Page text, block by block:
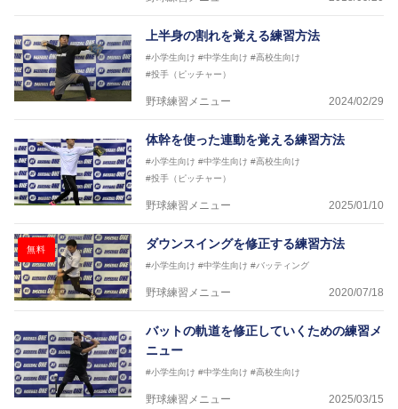
上半身の割れを覚える練習方法
#小学生向け #中学生向け #高校生向け
#投手（ピッチャー）
野球練習メニュー 2024/02/29
体幹を使った連動を覚える練習方法
#小学生向け #中学生向け #高校生向け
#投手（ピッチャー）
野球練習メニュー 2025/01/10
無料 ダウンスイングを修正する練習方法
#小学生向け #中学生向け #バッティング
野球練習メニュー 2020/07/18
バットの軌道を修正していくための練習メ
ニュー
#小学生向け #中学生向け #高校生向け
野球練習メニュー 2025/03/15